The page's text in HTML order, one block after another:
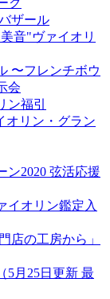
ク
ザール
音"ヴァイオリ
〜フレンチボウ
会
ン福引
オリン・グラン
ン2020 弦活応援
イオリン鑑定入
店の工房から」
5月25日更新 最